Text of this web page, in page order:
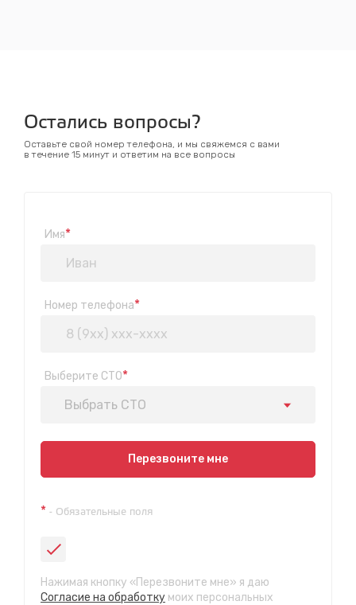
Остались вопросы?
Оставьте свой номер телефона, и мы свяжемся с вами
в течение 15 минут и ответим на все вопросы
Имя*
Номер телефона*
Выберите СТО*
Выбрать СТО
Показать на карте
ул. Ремонтная, 1А
Перезвоните мне
* - Обязательные поля
Нажимая кнопку «Перезвоните мне» я даю
Согласие на обработку моих персональных